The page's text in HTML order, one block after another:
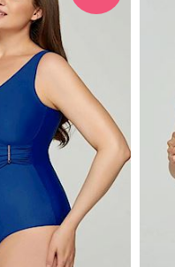
тен почти върху цялото
с избор на
размер. За да издължите
към дамските форми и
в зоната на ханша.